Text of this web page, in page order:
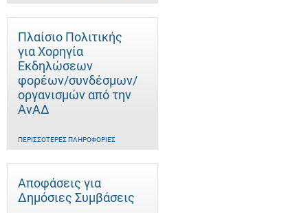
Πλαίσιο Πολιτικής
για Χορηγία
Εκδηλώσεων
φορέων/συνδέσμων/
οργανισμών από την
ΑνΑΔ
ΠΕΡΙΣΣΌΤΕΡΕΣ ΠΛΗΡΟΦΟΡΊΕΣ
Αποφάσεις για
Δημόσιες Συμβάσεις